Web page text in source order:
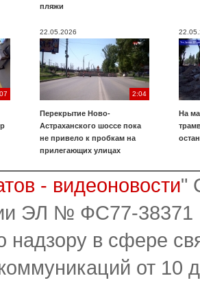
пляжи
22.05.2026
2:04
Перекрытие Ново-
Астраханского шоссе пока
не привело к пробкам на
прилегающих улицах
На
- видеоновости"
ЭЛ № ФС77-38371
надзору в сфере
от 10